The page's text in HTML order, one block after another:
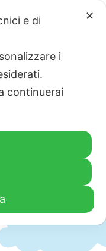
✕
e di
i
continuerai